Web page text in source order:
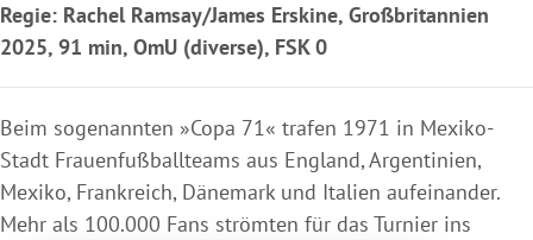
Regie: Rachel Ramsay/James Erskine, Großbritannien
2025, 91 min, OmU (diverse), FSK 0
Beim sogenannten »Copa 71« trafen 1971 in Mexiko-
Stadt Frauenfußballteams aus England, Argentinien,
Mexiko, Frankreich, Dänemark und Italien aufeinander.
Mehr als 100.000 Fans strömten für das Turnier ins